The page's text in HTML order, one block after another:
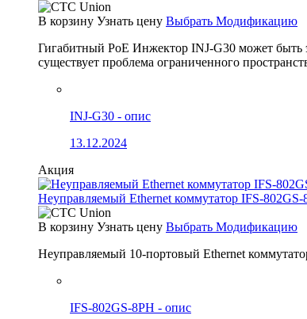
В корзину Узнать цену Выбрать Модификацию
Гигабитный PoE Инжектор INJ-G30 может быть
существует проблема ограниченного
INJ-G30 - опис
13.12.2024
Акция
Неуправляемый Ethernet коммутатор IFS-
В корзину Узнать цену Выбрать Модификацию
Неуправляемый 10-портовый Ethernet
IFS-802GS-8PH - опис